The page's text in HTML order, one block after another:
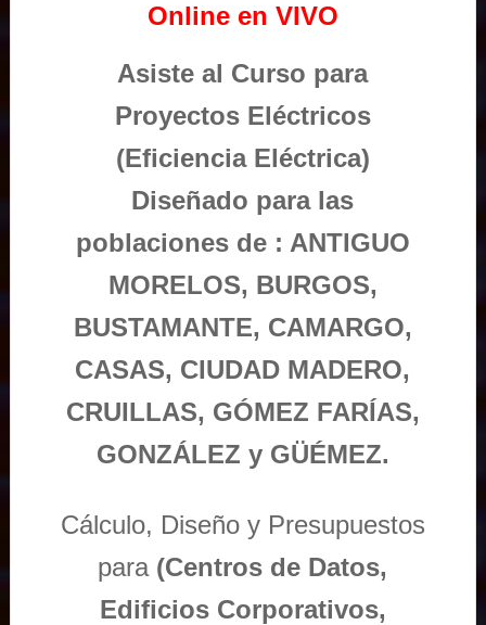
Online en VIVO
Asiste al Curso para
Proyectos Eléctricos
(Eficiencia Eléctrica)
Diseñado para las
poblaciones de : ANTIGUO
MORELOS, BURGOS,
BUSTAMANTE, CAMARGO,
CASAS, CIUDAD MADERO,
CRUILLAS, GÓMEZ FARÍAS,
GONZÁLEZ y GÜÉMEZ.
Cálculo, Diseño y Presupuestos
para (Centros de Datos,
Edificios Corporativos,